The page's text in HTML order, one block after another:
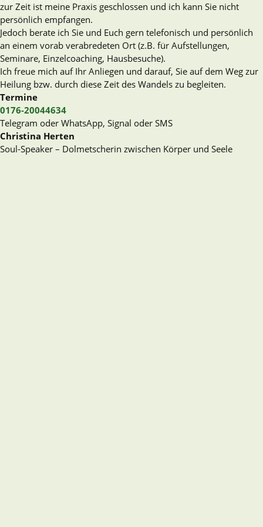
zur Zeit ist meine Praxis geschlossen und ich kann Sie nicht
persönlich empfangen.
Jedoch berate ich Sie und Euch gern telefonisch und persönlich
an einem vorab verabredeten Ort (z.B. für Aufstellungen,
Seminare, Einzelcoaching, Hausbesuche).
Ich freue mich auf Ihr Anliegen und darauf, Sie auf dem Weg zur
Heilung bzw. durch diese Zeit des Wandels zu begleiten.
Termine
0176-20044634
Telegram oder WhatsApp, Signal oder SMS
Christina Herten
Soul-Speaker – Dolmetscherin zwischen Körper und Seele